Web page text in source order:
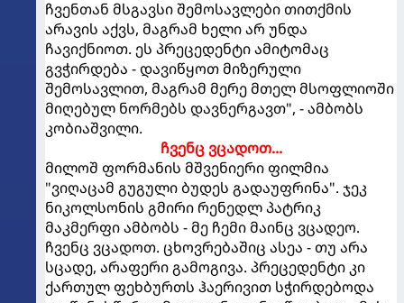
ჩვენთან მსგავსი შემოსავლები თითქმის
არავის აქვს, მაგრამ ხელი არ უნდა
ჩავიქნიოთ. ეს პრეცედენტი ამიტომაც
გვჭირდება - დავიწყოთ მიზერული
შემოსავლით, მაგრამ მერე მთელ მსოფლიოში
მიღებულ ნორმებს დავნერგავთ", - ამბობს
კობიაშვილი.
ჩვენც ვცადოთ...
მილოშ ფორმანის მშვენიერი ფილმია
"ვიღაცამ გუგული ბუდეს გადაუფრინა". ჯეკ
ნიკოლსონის გმირი რენედლ პატრიკ
მაკმერფი ამბობს - მე ჩემი მაინც ვცადეო.
ჩვენც ვცადოთ. ცხოვრებაშიც ასეა - თუ არა
სცადე, არაფერი გამოგივა. პრეცედენტი კი
ქართულ ფეხბურთს ჰაერივით სჭირდებოდა